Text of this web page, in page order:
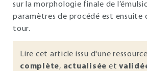
sur la morphologie finale de
paramètres de procédé est ensuite
tour.
Lire cet article issu d'une
complète, actualisée et